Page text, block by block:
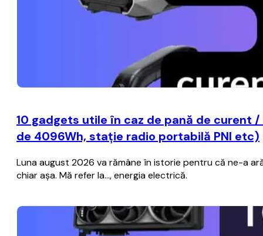
10 gadgets utile în caz de pană de
de 4096Wh, stație radio portabilă PNI etc)
Luna august 2026 va rămâne în istorie pentru că ne-a
chiar așa. Mă refer la..., energia electrică.